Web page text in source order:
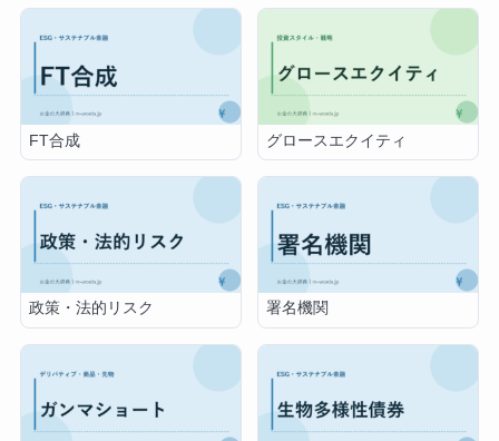
FT合成 グロースエクイティ
政策・法的リスク 署名機関